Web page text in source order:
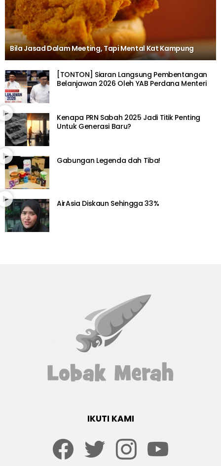
Bila Jasad Dalam Meeting, Tapi Mental Kat Kampung
[TONTON] Siaran Langsung Pembentangan
Belanjawan 2026 Oleh YAB Perdana Menteri
Kenapa PRN Sabah 2025 Jadi Titik Penting
Untuk Generasi Baru?
Gabungan Legenda dah Tiba!
AirAsia Diskaun Sehingga 33%
IKUTI KAMI